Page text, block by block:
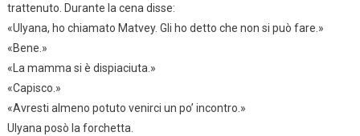
trattenuto. Durante la cena disse:
«Ulyana, ho chiamato Matvey. Gli ho detto che non si può fare.»
«Bene.»
«La mamma si è dispiaciuta.»
«Capisco.»
«Avresti almeno potuto venirci un po’ incontro.»
Ulyana posò la forchetta.